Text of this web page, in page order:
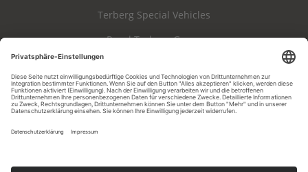
Terberg Special Vehicles
Royal Terberg Group
Impressum
Datenschutz